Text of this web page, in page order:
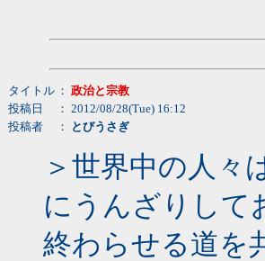
タイトル ： 政治と宗教
投稿日
： 2012/08/28(Tue) 16:12
投稿者
： とびうさぎ
＞世界中の人々
にうんざりして
終わらせる道を